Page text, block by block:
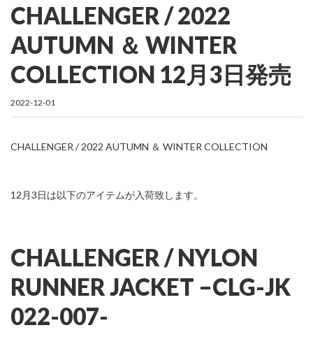
CHALLENGER / 2022
AUTUMN ＆ WINTER
COLLECTION 12月3日発売
2022-12-01
CHALLENGER / 2022 AUTUMN ＆ WINTER COLLECTION
12月3日は以下のアイテムが入荷致します。
CHALLENGER / NYLON
RUNNER JACKET –CLG-JK
022-007-